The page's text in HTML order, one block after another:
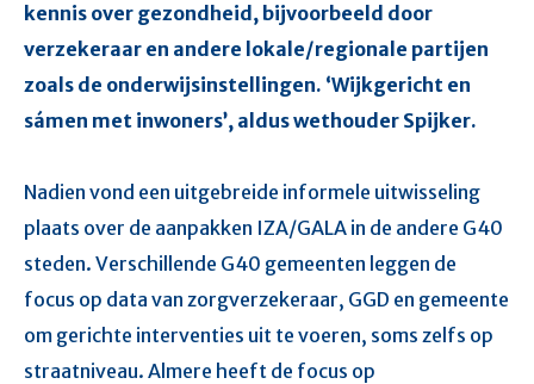
kennis over gezondheid, bijvoorbeeld door
verzekeraar en andere lokale/regionale partijen
zoals de onderwijsinstellingen. ‘Wijkgericht en
sámen met inwoners’, aldus wethouder Spijker.
Nadien vond een uitgebreide informele uitwisseling
plaats over de aanpakken IZA/GALA in de andere G40
steden. Verschillende G40 gemeenten leggen de
focus op data van zorgverzekeraar, GGD en gemeente
om gerichte interventies uit te voeren, soms zelfs op
straatniveau. Almere heeft de focus op